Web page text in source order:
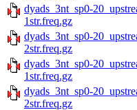
dyads_3nt_sp0-
1str.freq.gz
dyads_3nt_sp0-
2str.freq.gz
dyads_3nt_sp0-
1str.freq.gz
dyads_3nt_sp0-
2str.freq.gz